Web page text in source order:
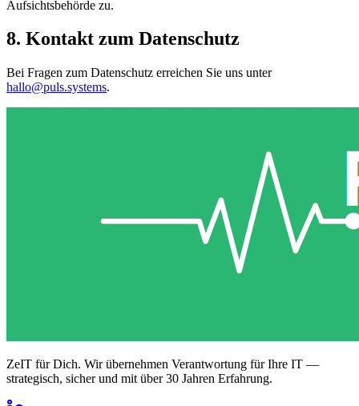
Aufsichtsbehörde zu.
8. Kontakt zum Datenschutz
Bei Fragen zum Datenschutz erreichen Sie uns unter
hallo@puls.systems.
ZeIT für Dich. Wir übernehmen Verantwortung für Ihre IT —
strategisch, sicher und mit über 30 Jahren Erfahrung.